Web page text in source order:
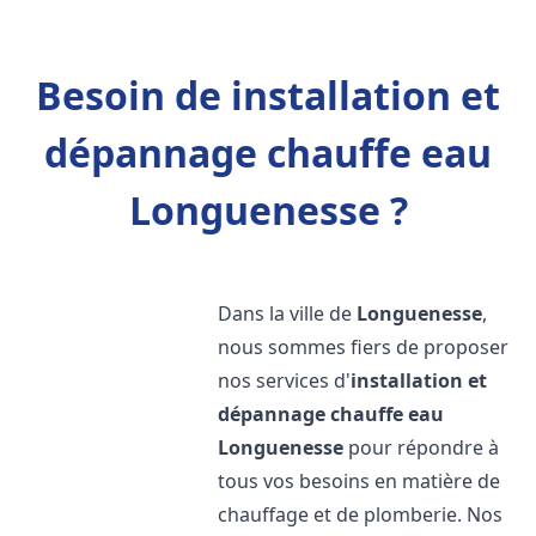
Besoin de installation et
dépannage chauffe eau
Longuenesse ?
Dans la ville de Longuenesse,
nous sommes fiers de proposer
nos services d'installation et
dépannage chauffe eau
Longuenesse pour répondre à
tous vos besoins en matière de
chauffage et de plomberie. Nos